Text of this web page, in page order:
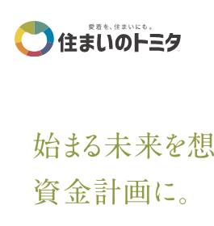
始まる未来を
資金計画に。